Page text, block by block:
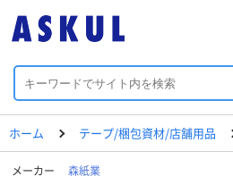
ホーム テープ/梱包資材/店舗用品
メーカー 森紙業